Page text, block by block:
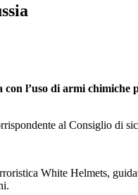
l’uso di armi
al Consiglio di
White Helmets,